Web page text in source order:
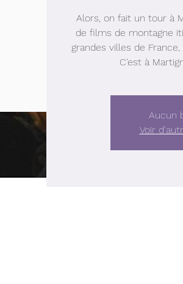
Alors, on fait un tour à
de films de montagne
grandes villes de
C'est à
Aucun
Voir